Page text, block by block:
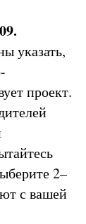
указать,
проект.
2–
с вашей